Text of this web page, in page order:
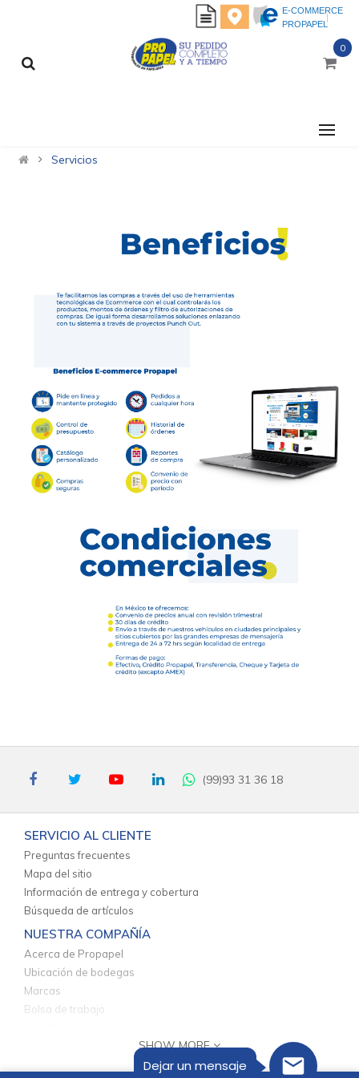
Dejar un mensaje
E-COMMERCE
PROPAPEL
0
Servicios
(99)93 31 36 18
SERVICIO AL CLIENTE
Preguntas frecuentes
Mapa del sitio
Información de entrega y cobertura
Búsqueda de artículos
NUESTRA COMPAÑÍA
Acerca de Propapel
Ubicación de bodegas
Marcas
Bolsa de trabajo
INFORMACIÓN Y POLÍTICAS
Aviso de privacidad
SHOW MORE